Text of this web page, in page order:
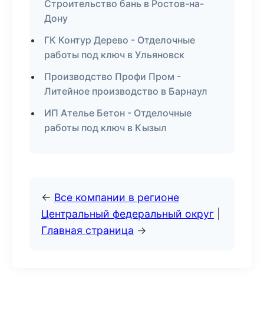
Строительство бань в Ростов-на-
Дону
ГК Контур Дерево - Отделочные
работы под ключ в Ульяновск
Производство Профи Пром -
Литейное производство в Барнаул
ИП Ателье Бетон - Отделочные
работы под ключ в Кызыл
← Все компании в регионе
Центральный федеральный округ
Главная страница →